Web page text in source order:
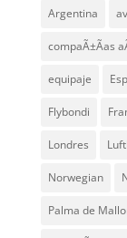
Argentina
compaÃ±Ã­as
equipaje
Flybondi
Londres
Norwegian
Palma de